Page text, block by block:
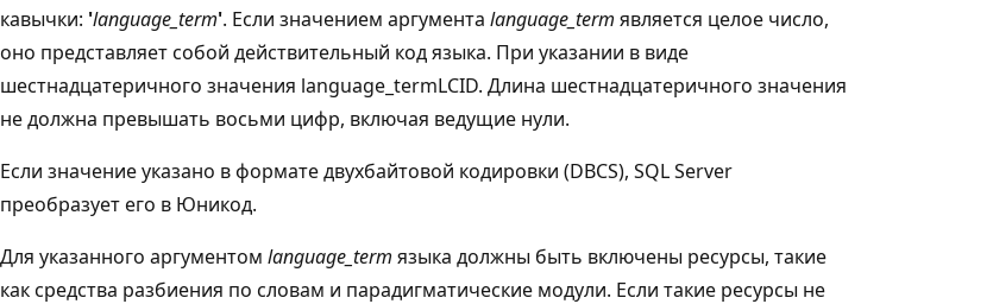
кавычки: 'language_term'. Если значением аргумента language_term является целое число,
оно представляет собой действительный код языка. При указании в виде
шестнадцатеричного значения language_termLCID. Длина шестнадцатеричного значения
не должна превышать восьми цифр, включая ведущие нули.
Если значение указано в формате двухбайтовой кодировки (DBCS), SQL Server
преобразует его в Юникод.
Для указанного аргументом language_term языка должны быть включены ресурсы, такие
как средства разбиения по словам и парадигматические модули. Если такие ресурсы не